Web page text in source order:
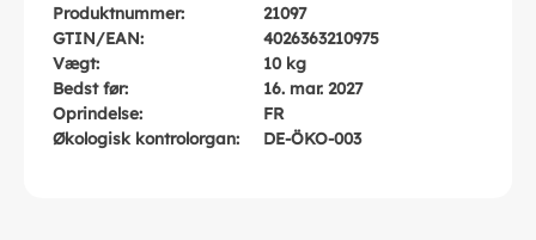
Produktnummer:
21097
GTIN/EAN:
4026363210975
Vægt:
10 kg
Bedst før:
16. mar. 2027
Oprindelse:
FR
Økologisk kontrolorgan:
DE-ÖKO-003